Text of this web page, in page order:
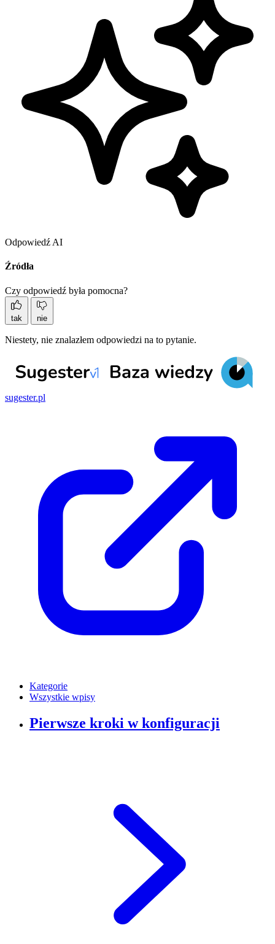
Odpowiedź AI
Źródła
Czy odpowiedź była pomocna?
tak nie
Niestety, nie znalazłem odpowiedzi na to pytanie.
sugester.pl
Kategorie
Wszystkie wpisy
Pierwsze kroki w konfiguracji